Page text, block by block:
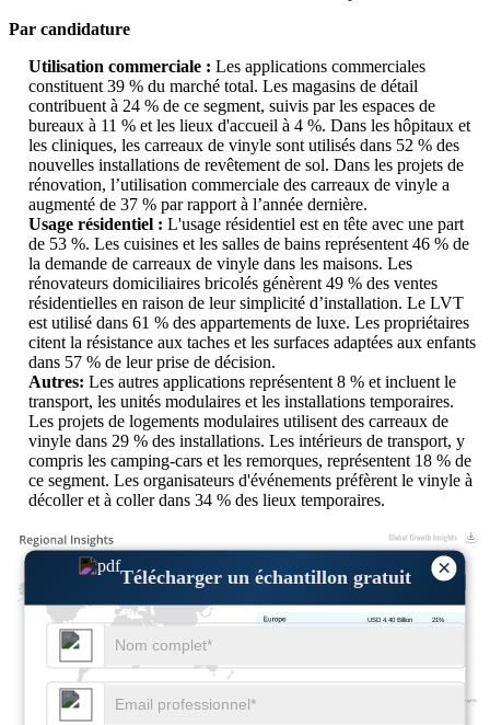
×
Télécharger un échantillon gratuit
Par candidature
Utilisation commerciale : Les applications commerciales
constituent 39 % du marché total. Les magasins de détail
contribuent à 24 % de ce segment, suivis par les espaces de
bureaux à 11 % et les lieux d'accueil à 4 %. Dans les hôpitaux et
les cliniques, les carreaux de vinyle sont utilisés dans 52 % des
nouvelles installations de revêtement de sol. Dans les projets de
rénovation, l’utilisation commerciale des carreaux de vinyle a
augmenté de 37 % par rapport à l’année dernière.
Usage résidentiel : L'usage résidentiel est en tête avec une part
de 53 %. Les cuisines et les salles de bains représentent 46 % de
la demande de carreaux de vinyle dans les maisons. Les
rénovateurs domiciliaires bricolés génèrent 49 % des ventes
résidentielles en raison de leur simplicité d’installation. Le LVT
est utilisé dans 61 % des appartements de luxe. Les propriétaires
citent la résistance aux taches et les surfaces adaptées aux enfants
dans 57 % de leur prise de décision.
Autres: Les autres applications représentent 8 % et incluent le
transport, les unités modulaires et les installations temporaires.
Les projets de logements modulaires utilisent des carreaux de
vinyle dans 29 % des installations. Les intérieurs de transport, y
compris les camping-cars et les remorques, représentent 18 % de
ce segment. Les organisateurs d'événements préfèrent le vinyle à
décoller et à coller dans 34 % des lieux temporaires.
21%
USD 4.40 Billion